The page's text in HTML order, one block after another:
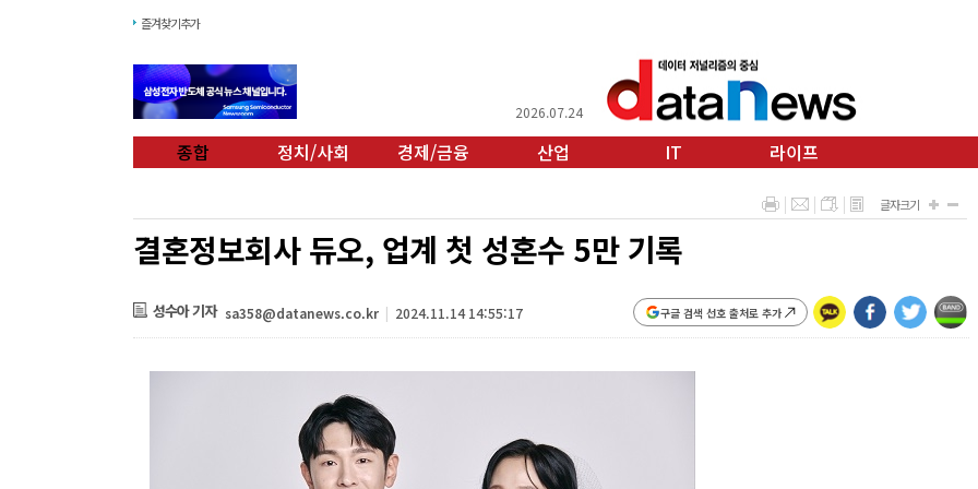
즐겨찾기추가
2026.07.24
종합 정치/사회 경제/금융 산업 IT 라이프
결혼정보회사 듀오, 업계 첫 성혼수 5만 기록
구글 검색 선호 출처로 추가
성수아 기자 sa358@datanews.co.kr | 2024.11.14 14:55:17
글자크기